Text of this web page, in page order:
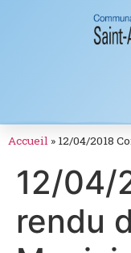
Accueil » 12/04/2018
12/04/
rendu